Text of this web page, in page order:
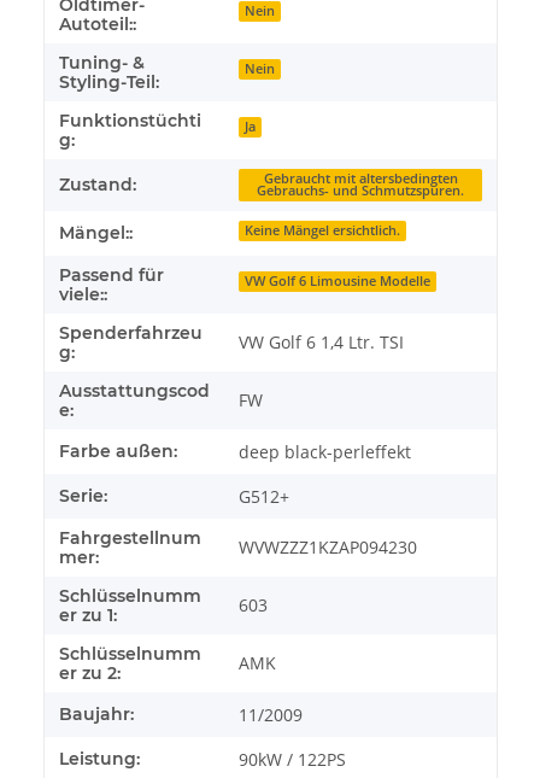
Oldtimer-
Autoteil::
Nein
Tuning- &
Styling-Teil:
Nein
Funktionstüchti
g:
Ja
Zustand: Gebraucht mit altersbedingten
Gebrauchs- und Schmutzspuren.
Mängel:: Keine Mängel ersichtlich.
Passend für
viele::
VW Golf 6 Limousine Modelle
Spenderfahrzeu
g:
VW Golf 6 1,4 Ltr. TSI
Ausstattungscod
e:
FW
Farbe außen: deep black-perleffekt
Serie: G512+
Fahrgestellnum
mer:
WVWZZZ1KZAP094230
Schlüsselnumm
er zu 1:
603
Schlüsselnumm
er zu 2:
AMK
Baujahr: 11/2009
Leistung: 90kW / 122PS